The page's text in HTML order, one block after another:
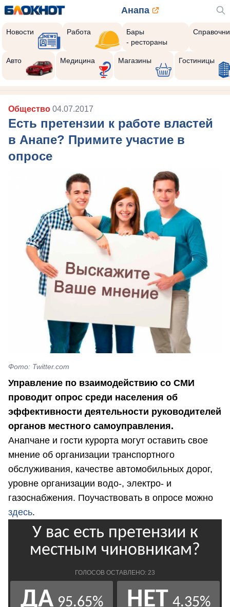
Анапа
Новости Работа
Бары
- рестораны
Авто Медицина Магазины Гостиницы
Общество 04.07.2017
Есть претензии к работе властей
в Анапе? Примите участие в
опросе
Фото: Twitter.com
Управление по взаимодействию со СМИ
проводит опрос среди населения об
эффективности деятельности руководителей
органов местного самоуправления.
Анапчане и гости курорта могут оставить свое
мнение об организации транспортного
обслуживания, качестве автомобильных дорог,
уровне организации водо-, электро- и
газоснабжения. Поучаствовать в опросе можно
здесь.